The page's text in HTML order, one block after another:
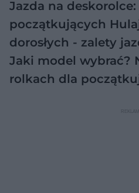
Jazda na
początkujących
dorosłych - zalety
Jaki model wybrać?
rolkach dla